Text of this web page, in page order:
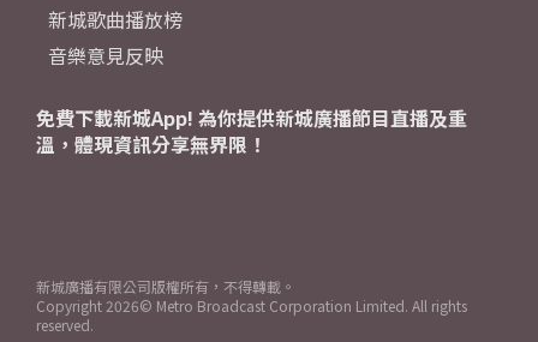
新城歌曲播放榜
音樂意見反映
免費下載新城App! 為你提供新城廣播節目直播及重
溫，體現資訊分享無界限！
新城廣播有限公司版權所有，不得轉載。
Copyright 2026© Metro Broadcast Corporation Limited. All rights
reserved.